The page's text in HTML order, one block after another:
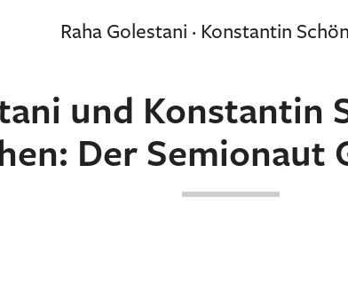
Raha Golestani · Konstantin
und Konstantin
Der Semionaut